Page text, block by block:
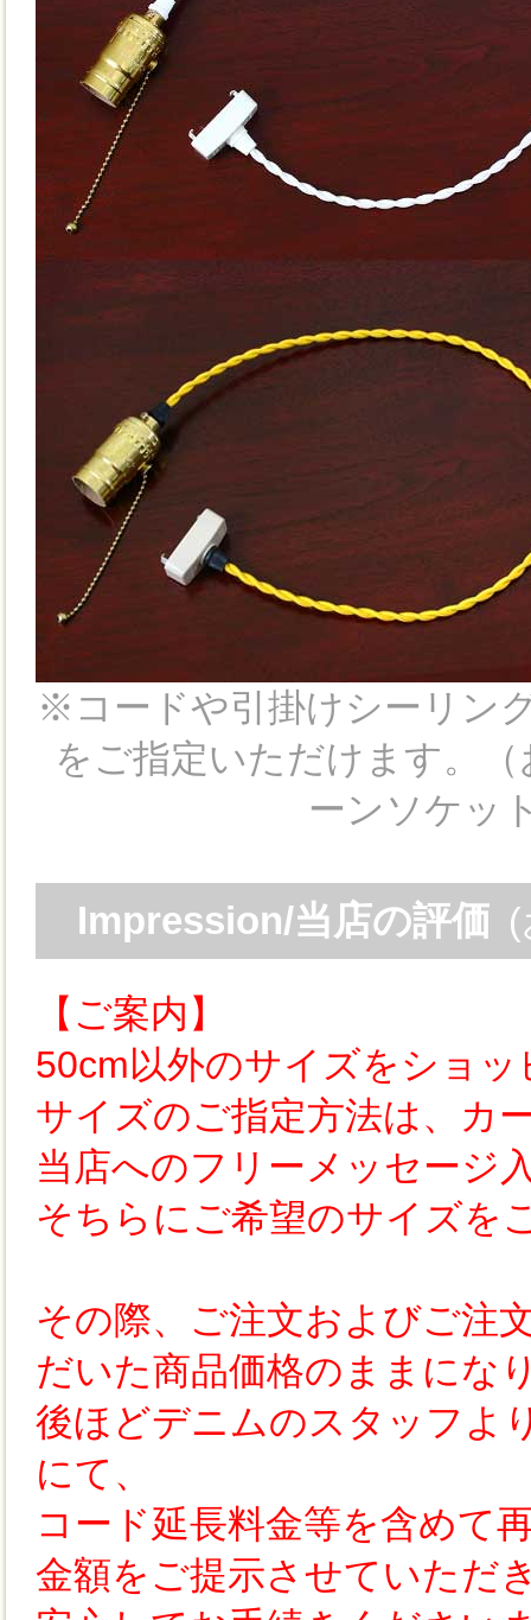
※コードや引掛けシーリン
をご指定いただけます。
ーンソケッ
Impression/当店の評価
【ご案内】
50cm以外のサイズをショ
サイズのご指定方法は、カ
当店へのフリーメッセージ
そちらにご希望のサイズを
その際、ご注文およびご注
だいた商品価格のままにな
後ほどデニムのスタッフよ
にて、
コード延長料金等を含めて
金額をご提示させていただ